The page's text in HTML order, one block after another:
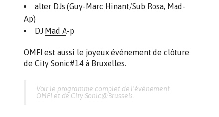
alter DJs (Guy-Marc Hinant/Sub Rosa, Mad-
Ap)
DJ Mad A-p
OMFI est aussi le joyeux événement de clôture
de City Sonic#14 à Bruxelles.
Voir le programme complet de l’événement
OMFI et de City Sonic@Brussels